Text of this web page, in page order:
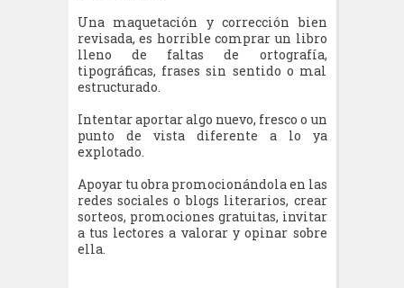
Una maquetación y corrección bien
revisada, es horrible comprar un libro
lleno de faltas de ortografía,
tipográficas, frases sin sentido o mal
estructurado.
Intentar aportar algo nuevo, fresco o un
punto de vista diferente a lo ya
explotado.
Apoyar tu obra promocionándola en las
redes sociales o blogs literarios, crear
sorteos, promociones gratuitas, invitar
a tus lectores a valorar y opinar sobre
ella.